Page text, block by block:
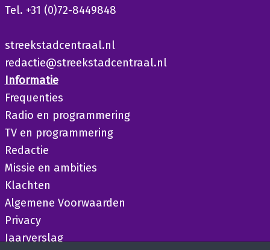
Tel. +31 (0)72-8449848
streekstadcentraal.nl
redactie@streekstadcentraal.nl
Informatie
Frequenties
Radio en programmering
TV en programmering
Redactie
Missie en ambities
Klachten
Algemene Voorwaarden
Privacy
Jaarverslag